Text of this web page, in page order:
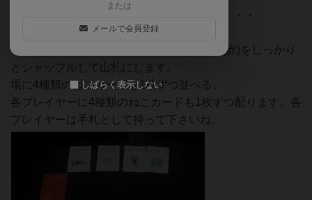
しかし、他のプレイヤーやと狙いが被ると・・・
ゲームの準備としましては、チーズカード(赤)をしっかり
とシャッフルして山札にします。
場に4種類のねこカードを1枚ずつ並べる。
各プレイヤーに4種類のねこカードも1枚ずつ配ります。各
プレイヤーは手札として持って下さいね。
または
メールで会員登録
しばらく表示しない